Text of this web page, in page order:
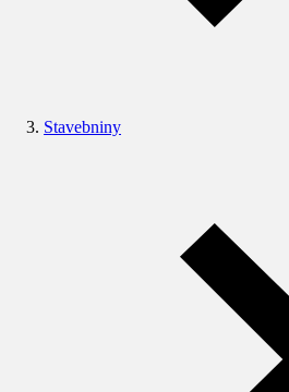
Stavebniny